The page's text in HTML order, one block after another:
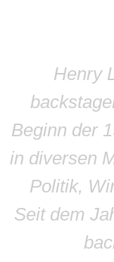
Henry
Beginn der
in diversen
Politik,
Seit dem